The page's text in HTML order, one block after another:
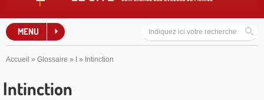
MENU
Accueil » Glossaire » I » Intinction
Intinction